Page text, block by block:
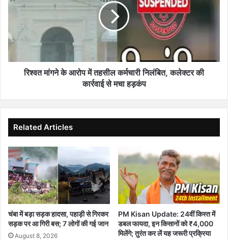
ला
शु
रू
यो
ज
ना
के
आ
रो
क
र्म
चा
री
नि
लं
बि
त
,
क
रिश्वत मांगने के आरोप में तहसील कर्मचारी निलंबित, कलेक्टर की
कार्रवाई से मचा हड़कंप
Related Articles
चंबा में बड़ा सड़क हादसा, पहाड़ी से गिरकर
सड़क पर आ गिरी बस; 7 लोगों की गई जान
August 8, 2026
PM Kisan Update: 24वीं किस्त में
डबल फायदा, इन किसानों को ₹4,000
मिलेंगे; तुरंत कर लें यह जरूरी प्रक्रिया